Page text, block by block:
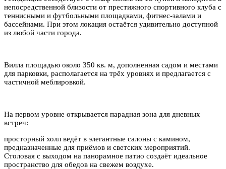
непосредственной близости от престижного спортивного клуба с
теннисными и футбольными площадками, фитнес-залами и
бассейнами. При этом локация остаётся удивительно доступной
из любой части города.
Вилла площадью около 350 кв. м, дополненная садом и местами
для парковки, располагается на трёх уровнях и предлагается с
частичной меблировкой.
На первом уровне открывается парадная зона для дневных
встреч:
просторный холл ведёт в элегантные салоны с камином,
предназначенные для приёмов и светских мероприятий.
Столовая с выходом на панорамное патио создаёт идеальное
пространство для обедов на свежем воздухе.